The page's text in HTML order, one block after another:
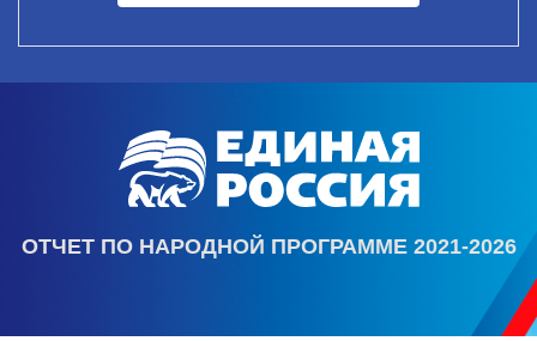
ОТЧЕТ ПО НАРОДНОЙ ПРОГРАММЕ 2021-2026